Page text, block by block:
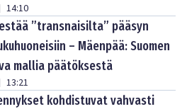
14:10
”transnaisilta” pääsyn
– Mäenpää: Suomen
mallia päätöksestä
13:21
kohdistuvat vahvasti